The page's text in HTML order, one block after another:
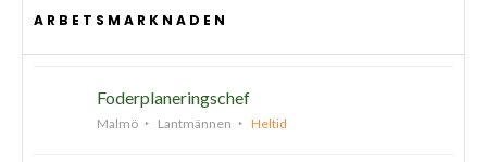
ARBETSMARKNADEN
Foderplaneringschef
Malmö Lantmännen Heltid